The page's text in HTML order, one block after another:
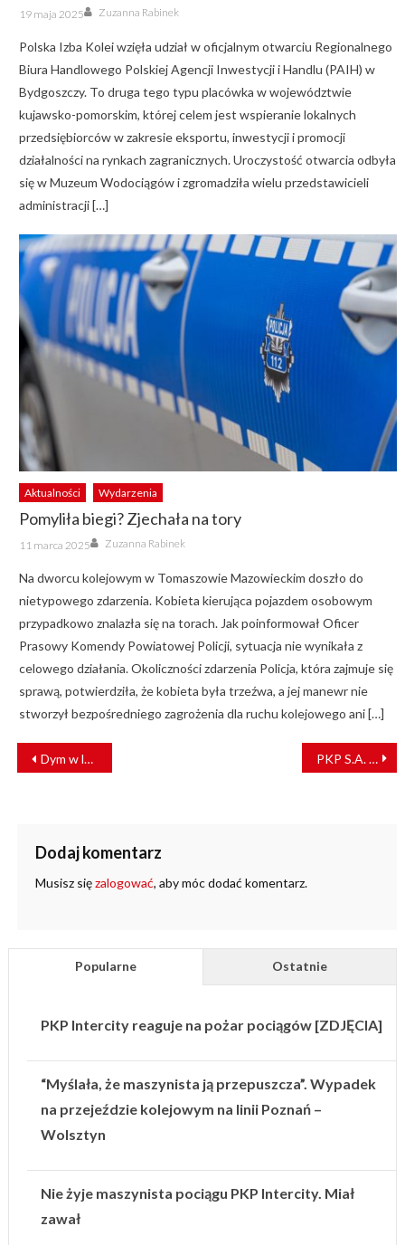
Posted
on
19 maja 2025 Author
Zuzanna Rabinek
Polska Izba Kolei wzięła udział w oficjalnym otwarciu Regionalnego
Biura Handlowego Polskiej Agencji Inwestycji i Handlu (PAIH) w
Bydgoszczy. To druga tego typu placówka w województwie
kujawsko-pomorskim, której celem jest wspieranie lokalnych
przedsiębiorców w zakresie eksportu, inwestycji i promocji
działalności na rynkach zagranicznych. Uroczystość otwarcia odbyła
się w Muzeum Wodociągów i zgromadziła wielu przedstawicieli
administracji […]
Aktualności Wydarzenia
Pomyliła biegi? Zjechała na tory
Posted
on
11 marca 2025 Author
Zuzanna Rabinek
Na dworcu kolejowym w Tomaszowie Mazowieckim doszło do
nietypowego zdarzenia. Kobieta kierująca pojazdem osobowym
przypadkowo znalazła się na torach. Jak poinformował Oficer
Prasowy Komendy Powiatowej Policji, sytuacja nie wynikała z
celowego działania. Okoliczności zdarzenia Policja, która zajmuje się
sprawą, potwierdziła, że kobieta była trzeźwa, a jej manewr nie
stworzył bezpośredniego zagrożenia dla ruchu kolejowego ani […]
NAWIGACJA
WPISU
Dym w lokomotywie. Ewakuacja pociągu pasażerskiego PKP S.A. i Koleje Łotewskie o współpracy przy przewozie węgla
Dodaj komentarz
Musisz sięzalogować, aby móc dodać komentarz.
Popularne Ostatnie
PKP Intercity reaguje na pożar pociągów [ZDJĘCIA]
“Myślała, że maszynista ją przepuszcza”. Wypadek
na przejeździe kolejowym na linii Poznań –
Wolsztyn
Nie żyje maszynista pociągu PKP Intercity. Miał
zawał